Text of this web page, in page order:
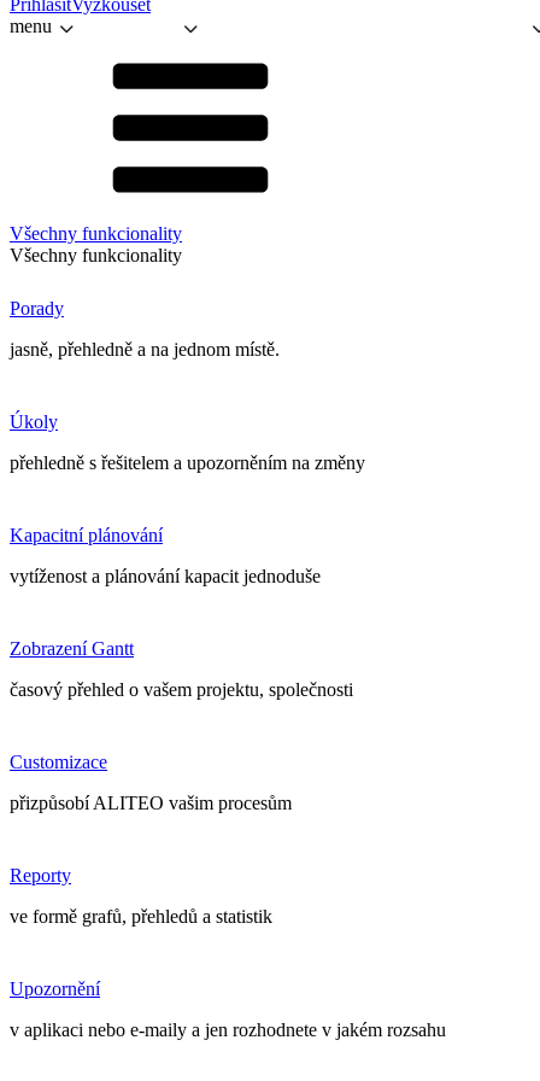
PřihlásitVyzkoušet
menu
Všechny funkcionality
Všechny funkcionality
Porady
jasně, přehledně a na jednom místě.
Úkoly
přehledně s řešitelem a upozorněním na změny
Kapacitní plánování
vytíženost a plánování kapacit jednoduše
Zobrazení Gantt
časový přehled o vašem projektu, společnosti
Customizace
přizpůsobí ALITEO vašim procesům
Reporty
ve formě grafů, přehledů a statistik
Upozornění
v aplikaci nebo e-maily a jen rozhodnete v jakém rozsahu